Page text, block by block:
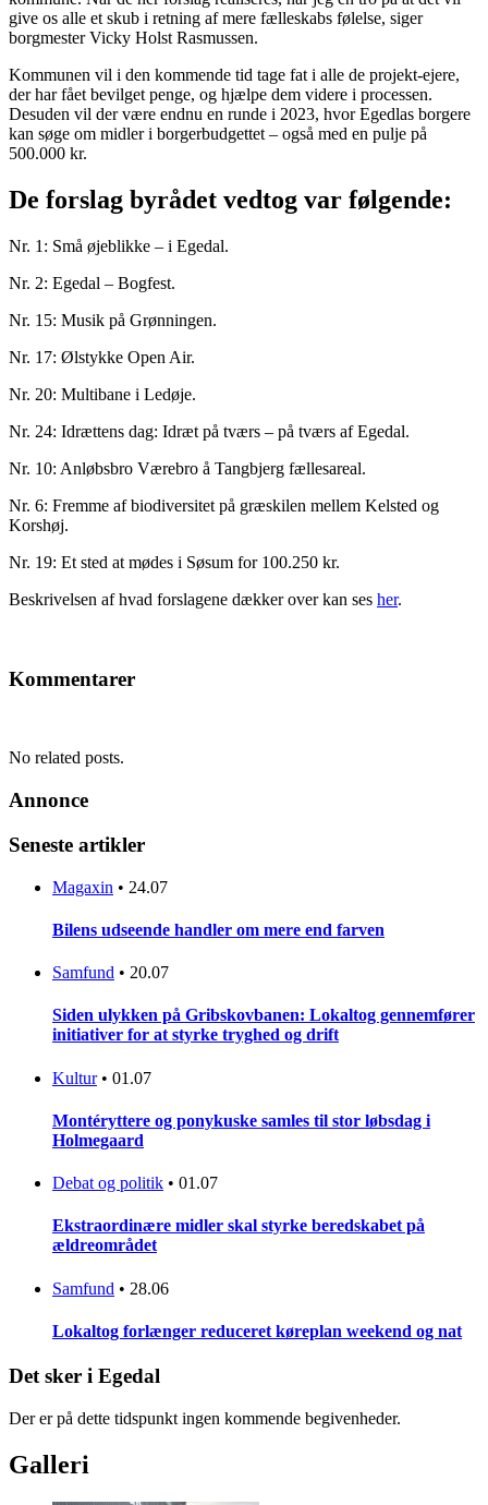
give os alle et skub i retning af mere fælleskabs følelse, siger
borgmester Vicky Holst Rasmussen.
Kommunen vil i den kommende tid tage fat i alle de projekt-ejere,
der har fået bevilget penge, og hjælpe dem videre i processen.
Desuden vil der være endnu en runde i 2023, hvor Egedlas borgere
kan søge om midler i borgerbudgettet – også med en pulje på
500.000 kr.
De forslag byrådet vedtog var følgende:
Nr. 1: Små øjeblikke – i Egedal.
Nr. 2: Egedal – Bogfest.
Nr. 15: Musik på Grønningen.
Nr. 17: Ølstykke Open Air.
Nr. 20: Multibane i Ledøje.
Nr. 24: Idrættens dag: Idræt på tværs – på tværs af Egedal.
Nr. 10: Anløbsbro Værebro å Tangbjerg fællesareal.
Nr. 6: Fremme af biodiversitet på græskilen mellem Kelsted og
Korshøj.
Nr. 19: Et sted at mødes i Søsum for 100.250 kr.
Beskrivelsen af hvad forslagene dækker over kan ses her.
Kommentarer
No related posts.
Annonce
Seneste artikler
Magaxin • 24.07
Bilens udseende handler om mere end farven
Samfund • 20.07
Siden ulykken på Gribskovbanen: Lokaltog gennemfører
initiativer for at styrke tryghed og drift
Kultur • 01.07
Montéryttere og ponykuske samles til stor løbsdag i
Holmegaard
Debat og politik • 01.07
Ekstraordinære midler skal styrke beredskabet på
ældreområdet
Samfund • 28.06
Lokaltog forlænger reduceret køreplan weekend og nat
Det sker i Egedal
Der er på dette tidspunkt ingen kommende begivenheder.
Galleri